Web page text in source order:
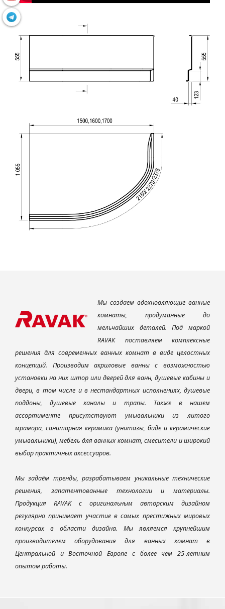
Мы создаем вдохновляющие ванные
комнаты, продуманные до
мельчайших деталей. Под маркой
RAVAK поставляем комплексные
решения для современных ванных комнат в виде целостных
концепций. Производим акриловые ванны с возможностью
установки на них штор или дверей для ванн, душевые кабины и
двери, в том числе и в нестандартных исполнениях, душевые
поддоны, душевые каналы и трапы. Также в нашем
ассортименте присутствуют умывальники из литого
мрамора, санитарная керамика (унитазы, биде и керамические
умывальники), мебель для ванных комнат, смесители и широкий
выбор практичных аксессуаров.
Мы задаём тренды, разрабатываем уникальные технические
решения, запатентованные технологии и материалы.
Продукция RAVAK с оригинальным авторским дизайном
регулярно принимает участие в самых престижных мировых
конкурсах в области дизайна. Мы являемся крупнейшим
производителем оборудования для ванных комнат в
Центральной и Восточной Европе с более чем 25-летним
опытом работы.